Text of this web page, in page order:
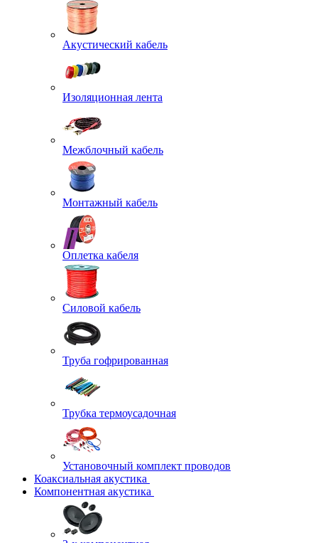
Акустический кабель
Изоляционная лента
Межблочный кабель
Монтажный кабель
Оплетка кабеля
Силовой кабель
Труба гофрированная
Трубка термоусадочная
Установочный комплект проводов
Коаксиальная акустика
Компонентная акустика